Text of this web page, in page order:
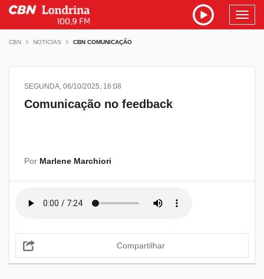
CBN NOTICIAS CBN COMUNICAÇÃO
SEGUNDA, 06/10/2025, 16:08
Comunicação no feedback
Por Marlene Marchiori
Compartilhar